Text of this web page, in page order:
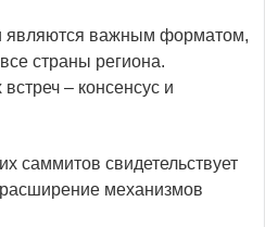
являются важным форматом,
страны региона.
– консенсус и
саммитов свидетельствует
расширение механизмов